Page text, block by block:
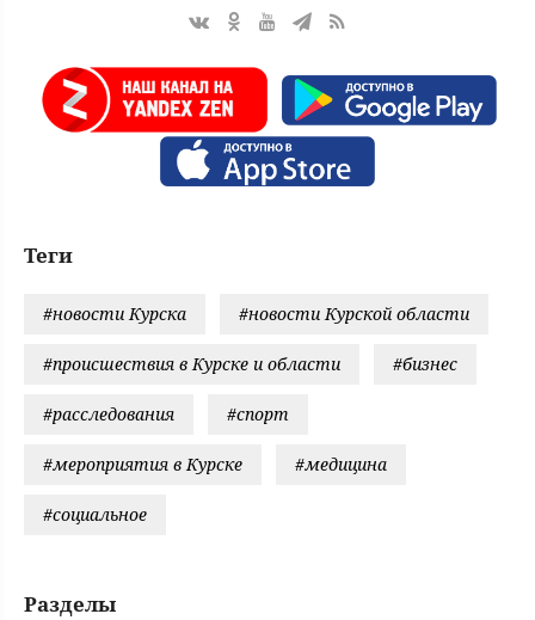
Теги
#новости Курска #новости Курской области
#происшествия в Курске и области #бизнес
#расследования #спорт
#мероприятия в Курске #медицина
#социальное
Разделы